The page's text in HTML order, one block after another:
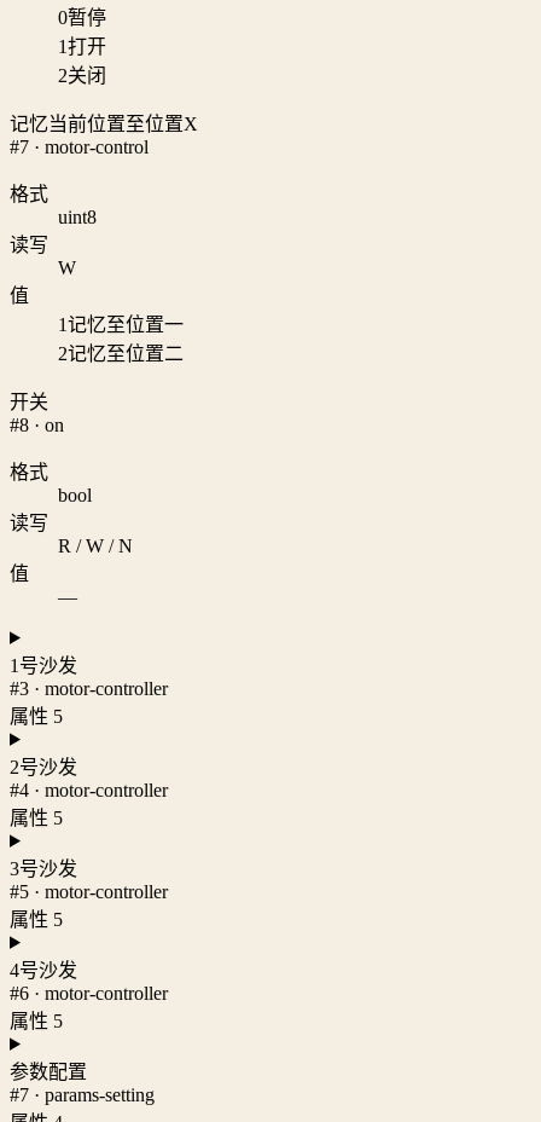
0暂停
1打开
2关闭
记忆当前位置至位置X
#7 · motor-control
格式
uint8
读写
W
值
1记忆至位置一
2记忆至位置二
开关
#8 · on
格式
bool
读写
R / W / N
值
—
1号沙发
#3 · motor-controller
属性 5
2号沙发
#4 · motor-controller
属性 5
3号沙发
#5 · motor-controller
属性 5
4号沙发
#6 · motor-controller
属性 5
参数配置
#7 · params-setting